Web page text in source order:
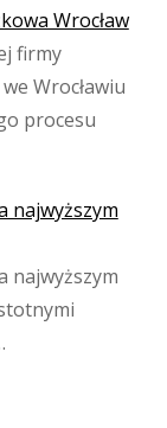
Wrocław
firmy
Wrocławiu
procesu
najwyższym
najwyższym